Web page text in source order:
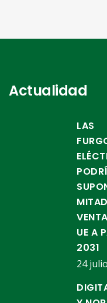
Actualidad
LAS
UE A
2031
24